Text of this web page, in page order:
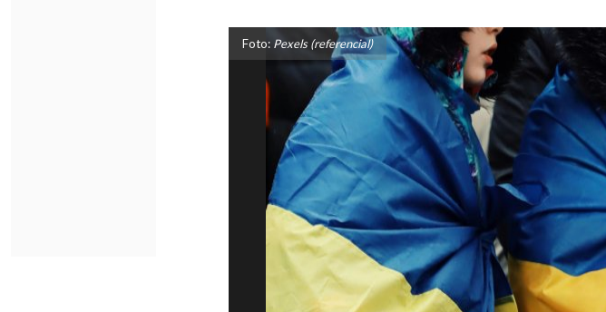
Foto: Pexels (referencial)